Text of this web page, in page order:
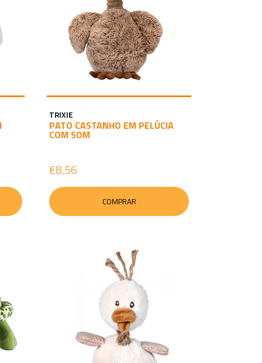
TRIXIE
PATO CASTANHO EM PELÚCIA
COM SOM
€8,56
COMPRAR